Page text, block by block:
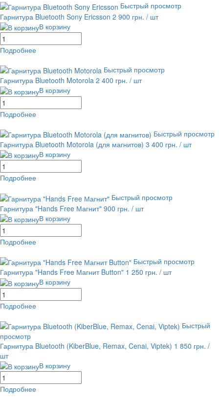
Быстрый просмотр
Гарнитура Bluetooth Sony Ericsson 2 900 грн. / шт
В корзину
Подробнее
Быстрый просмотр
Гарнитура Bluetooth Motorola 2 400 грн. / шт
В корзину
Подробнее
Быстрый просмотр
Гарнитура Bluetooth Motorola (для магнитов) 3 400 грн. / шт
В корзину
Подробнее
Быстрый просмотр
Гарнитура "Hands Free Магнит" 900 грн. / шт
В корзину
Подробнее
Быстрый просмотр
Гарнитура "Hands Free Магнит Button" 1 250 грн. / шт
В корзину
Подробнее
Быстрый
просмотр
Гарнитура Bluetooth (KiberBlue, Remax, Cenai, Viptek) 1 850 грн. /
шт
В корзину
Подробнее